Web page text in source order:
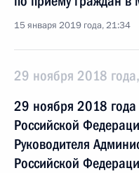
15 января 2019 года, 21:34
29 ноября 2018
29 ноября 2018 года
Российской
Руководителя
Российской